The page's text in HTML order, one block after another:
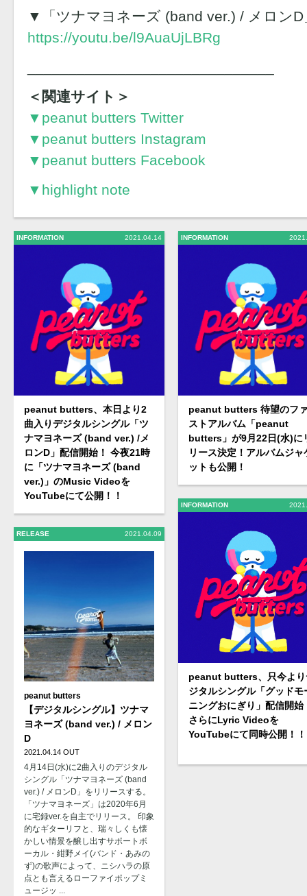
▼「ツナマヨネーズ (band ver.) / メロン
https://youtu.be/l9AuaUjLBRg
＜関連サイト＞
▼peanut butters Twitter
▼peanut butters Instagram
▼peanut butters Facebook
▼highlight note
INFORMATION 2021.04.14
peanut butters、本日より2
曲入りデジタルシングル「ツ
ナマヨネーズ (band ver.) /メ
ロンD」配信開始！ 今夜21時
に「ツナマヨネーズ (band
ver.)」のMusic Videoを
YouTubeにて公開！！
RELEASE 2021.04.09
peanut butters
【デジタルシングル】ツナマ
ヨネーズ (band ver.) / メロン
D
2021.04.14 OUT
4⽉14⽇(⽔)に2曲入りのデジタル
シングル「ツナマヨネーズ (band
ver.) / メロンD」をリリースする。
「ツナマヨネーズ」は2020年6月
に宅録ver.を自主でリリース。 印象
的なギターリフと、瑞々しくも懐
かしい情景を醸し出すサポートボ
ーカル・紺野メイ(バンド・あみの
ず)の歌声によって、ニシハラの原
点とも⾔えるローファイポップミ
ュージッ ...
INFORMATION
peanut butters 待望のフ
ストアルバム「peanut
butters」が9月22日(水)に
リース決定！アルバムジャ
ットも公開！
INFORMATION
peanut butters、只今より
ジタルシングル「グッドモ
ニングおにぎり」配信開始
さらにLyric Videoを
YouTubeにて同時公開！！